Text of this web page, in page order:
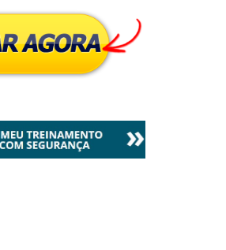
Ministério das
Comunicações Autorizou
Anos